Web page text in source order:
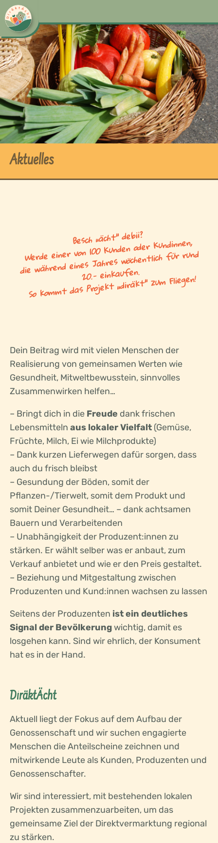
Aktuelles
Besch „ächt“ debii?
Werde einer von 100 Kunden oder Kundinnen,
die während eines Jahres wöchentlich für rund
20.- einkaufen.
So kommt das Projekt „diräkt“ zum Fliegen!
Dein Beitrag wird mit vielen Menschen der
Realisierung von gemeinsamen Werten wie
Gesundheit, Mitweltbewusstein, sinnvolles
Zusammenwirken helfen…
– Bringt dich in die Freude dank frischen
Lebensmitteln aus lokaler Vielfalt (Gemüse,
Früchte, Milch, Ei wie Milchprodukte)
– Dank kurzen Lieferwegen dafür sorgen, dass
auch du frisch bleibst
– Gesundung der Böden, somit der
Pflanzen-/Tierwelt, somit dem Produkt und
somit Deiner Gesundheit… – dank achtsamen
Bauern und Verarbeitenden
– Unabhängigkeit der Produzent:innen zu
stärken. Er wählt selber was er anbaut, zum
Verkauf anbietet und wie er den Preis gestaltet.
– Beziehung und Mitgestaltung zwischen
Produzenten und Kund:innen wachsen zu lassen
Seitens der Produzenten ist ein deutliches
Signal der Bevölkerungwichtig, damit es
losgehen kann. Sind wir ehrlich, der Konsument
hat es in der Hand.
DiräktÄcht
Aktuell liegt der Fokus auf dem Aufbau der
Genossenschaft und wir suchen engagierte
Menschen die Anteilscheine zeichnen und
mitwirkende Leute als Kunden, Produzenten und
Genossenschafter.
Wir sind interessiert, mit bestehenden lokalen
Projekten zusammenzuarbeiten, um das
gemeinsame Ziel der Direktvermarktung regional
zu stärken.